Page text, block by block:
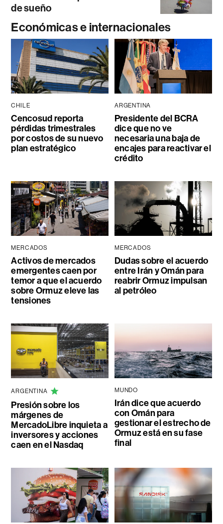
de sueño
Económicas e internacionales
CHILE
Cencosud reporta
pérdidas trimestrales
por costos de su nuevo
plan estratégico
ARGENTINA
Presidente del BCRA
dice que no ve
necesaria una baja de
encajes para reactivar el
crédito
MERCADOS
Activos de mercados
emergentes caen por
temor a que el acuerdo
sobre Ormuz eleve las
tensiones
MERCADOS
Dudas sobre el acuerdo
entre Irán y Omán para
reabrir Ormuz impulsan
al petróleo
ARGENTINA
Presión sobre los
márgenes de
MercadoLibre inquieta a
inversores y acciones
caen en el Nasdaq
MUNDO
Irán dice que acuerdo
con Omán para
gestionar el estrecho de
Ormuz está en su fase
final